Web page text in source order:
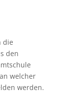
die
den
welcher
werden.